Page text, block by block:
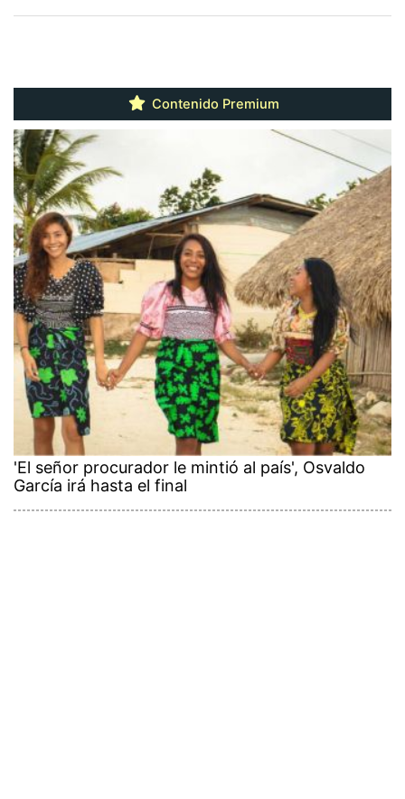
Contenido Premium
'El señor procurador le mintió al país', Osvaldo
García irá hasta el final